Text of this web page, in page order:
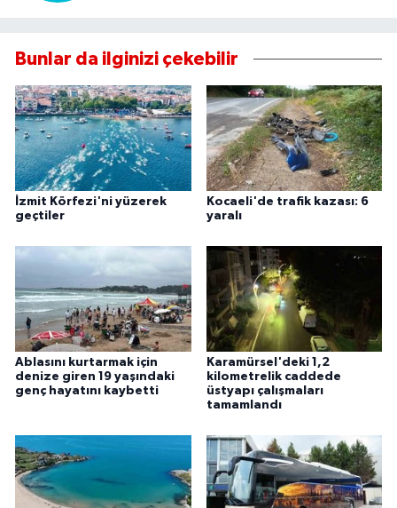
Bunlar da ilginizi çekebilir
İzmit Körfezi'ni yüzerek
geçtiler
Kocaeli'de trafik kazası: 6
yaralı
Ablasını kurtarmak için
denize giren 19 yaşındaki
genç hayatını kaybetti
Karamürsel'deki 1,2
kilometrelik caddede
üstyapı çalışmaları
tamamlandı